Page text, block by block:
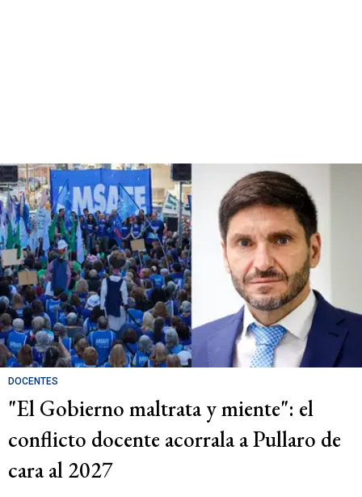
DOCENTES
"El Gobierno maltrata y miente": el
conflicto docente acorrala a Pullaro de
cara al 2027